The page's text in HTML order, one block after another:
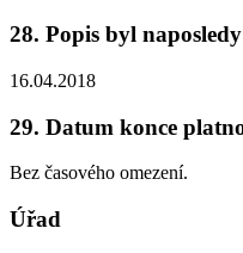
28. Popis byl
16.04.2018
29. Datum konce
Bez časového omezení.
Úřad